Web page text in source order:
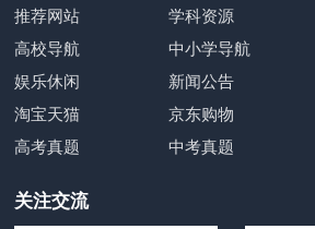
推荐网站 学科资源
高校导航
中小学导航
娱乐休闲
新闻公告
淘宝天猫
京东购物
高考真题
中考真题
关注交流